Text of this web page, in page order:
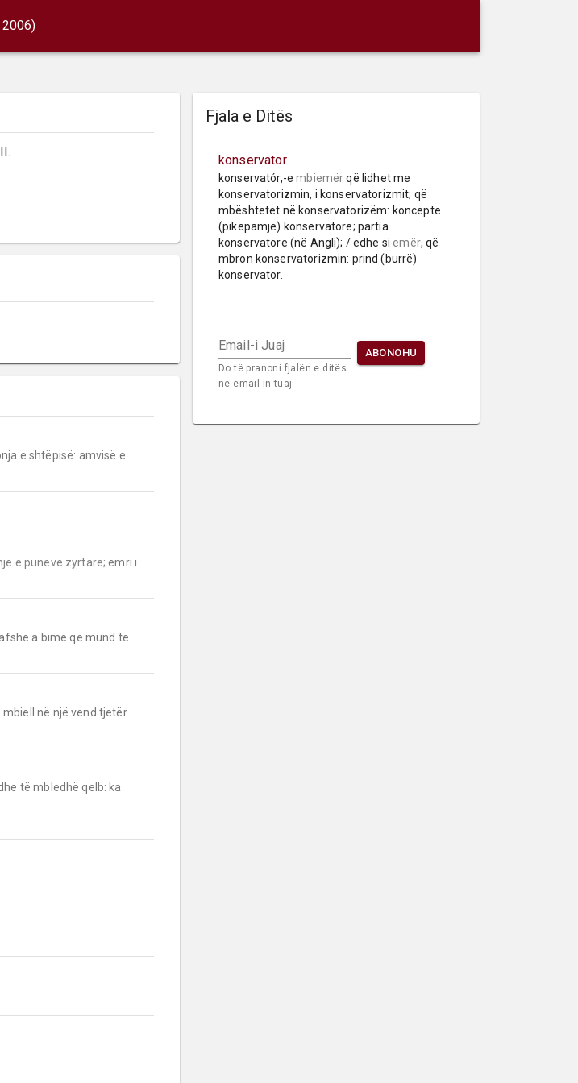
2006)
e shtëpisë: amvisë e
e punëve zyrtare; emri i
a bimë që mund të
në një vend tjetër.
të mbledhë qelb: ka
Fjala e Ditës
konservator
konservatór,-e mbiemër që lidhet me
konservatorizmin, i konservatorizmit; që
mbështetet në konservatorizëm: koncepte
(pikëpamje) konservatore; partia
konservatore (në Angli); / edhe si emër, që
mbron konservatorizmin: prind (burrë)
konservator.
Email-i Juaj
Do të pranoni fjalën e ditës
në email-in tuaj
ABONOHU